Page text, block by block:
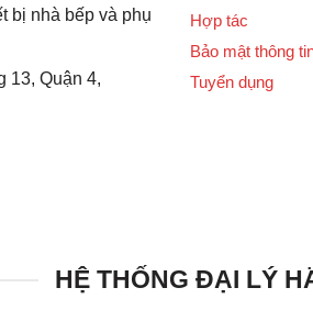
bị nhà bếp và phụ
13, Quận 4,
Hợp tác
Bảo mật thông
Tuyển dụng
HỆ THỐNG ĐẠI LÝ